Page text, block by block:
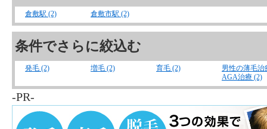
倉敷駅 (2) 倉敷市駅 (2)
条件でさらに絞込む
発毛 (2) 増毛 (2) 育毛 (2)
男性の薄毛治
AGA治療 (2)
-PR-